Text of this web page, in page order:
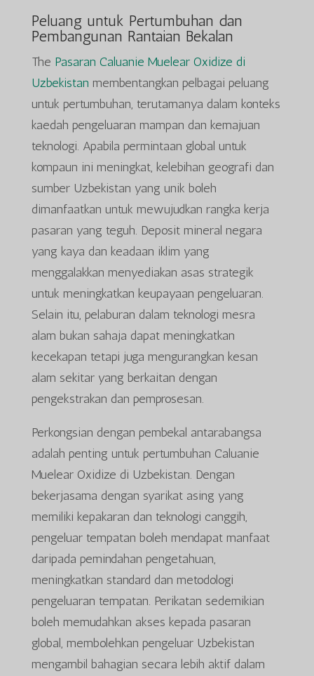
Peluang untuk Pertumbuhan dan
Pembangunan Rantaian Bekalan
The Pasaran Caluanie Muelear Oxidize di
Uzbekistan membentangkan pelbagai peluang
untuk pertumbuhan, terutamanya dalam konteks
kaedah pengeluaran mampan dan kemajuan
teknologi. Apabila permintaan global untuk
kompaun ini meningkat, kelebihan geografi dan
sumber Uzbekistan yang unik boleh
dimanfaatkan untuk mewujudkan rangka kerja
pasaran yang teguh. Deposit mineral negara
yang kaya dan keadaan iklim yang
menggalakkan menyediakan asas strategik
untuk meningkatkan keupayaan pengeluaran.
Selain itu, pelaburan dalam teknologi mesra
alam bukan sahaja dapat meningkatkan
kecekapan tetapi juga mengurangkan kesan
alam sekitar yang berkaitan dengan
pengekstrakan dan pemprosesan.
Perkongsian dengan pembekal antarabangsa
adalah penting untuk pertumbuhan Caluanie
Muelear Oxidize di Uzbekistan. Dengan
bekerjasama dengan syarikat asing yang
memiliki kepakaran dan teknologi canggih,
pengeluar tempatan boleh mendapat manfaat
daripada pemindahan pengetahuan,
meningkatkan standard dan metodologi
pengeluaran tempatan. Perikatan sedemikian
boleh memudahkan akses kepada pasaran
global, membolehkan pengeluar Uzbekistan
mengambil bahagian secara lebih aktif dalam